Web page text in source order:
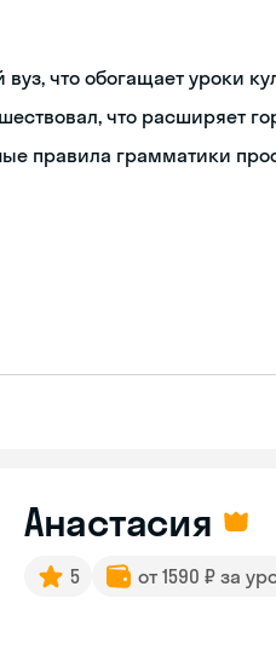
что обогащает уроки
что расширяет
правила грамматики
Анастасия
5 от 1590 ₽ за